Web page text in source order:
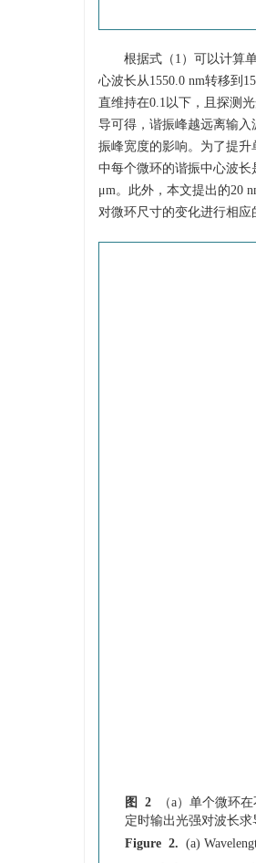
根据式（1）可以计算
心波长从1550.0 nm转移到
直维持在0.1以下，且探测
导可得，谐振峰越远离输
振峰宽度的影响。为了提
中每个微环的谐振中心波长
μm。此外，本文提出的20
对微环尺寸的变化进行相应
图 2
（a）单个微环
定时输出光强对波长
Figure 2. (a)